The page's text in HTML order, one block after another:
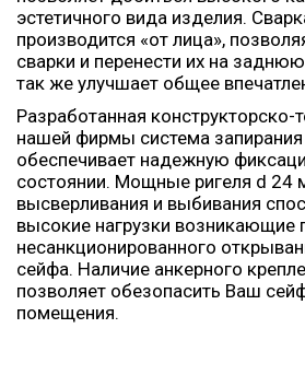
эстетичного вида изделия.
производится «от лица»,
сварки и перенести их на
так же улучшает общее
Разработанная конструкторско-
нашей фирмы система запирания
обеспечивает надежную
состоянии. Мощные ригеля d 24
высверливания и выбивания
высокие нагрузки возникающие
несанкционированного
сейфа. Наличие анкерного
позволяет обезопасить Ваш
помещения.